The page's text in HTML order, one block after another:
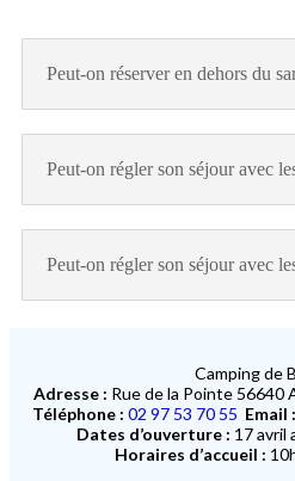
Peut-on réserver en dehors du
Peut-on régler son séjour avec
Peut-on régler son séjour avec
Camping de
Adresse : Rue de la Pointe 56640
Téléphone : 02 97 53 70 55 Email :
Dates d’ouverture : 17 avril
Horaires d’accueil :